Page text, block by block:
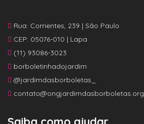
Rua: Corrientes, 239 | São Paulo
CEP: 05076-010 | Lapa
(11) 93086-3023
borboletinhadojardim
@jardimdasborboletas_
contato@ongjardimdasborboletas.org